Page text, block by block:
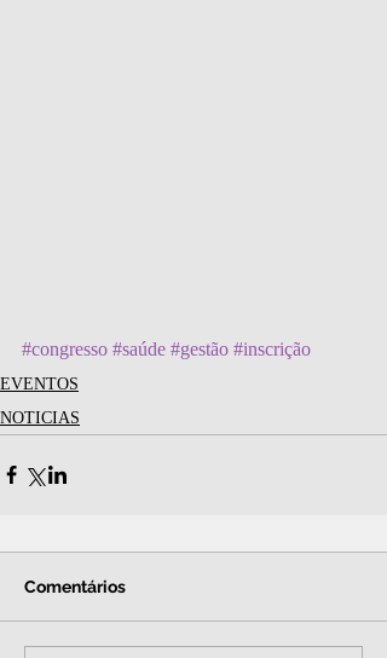
#congresso #saúde #gestão #inscrição
EVENTOS
NOTICIAS
Comentários